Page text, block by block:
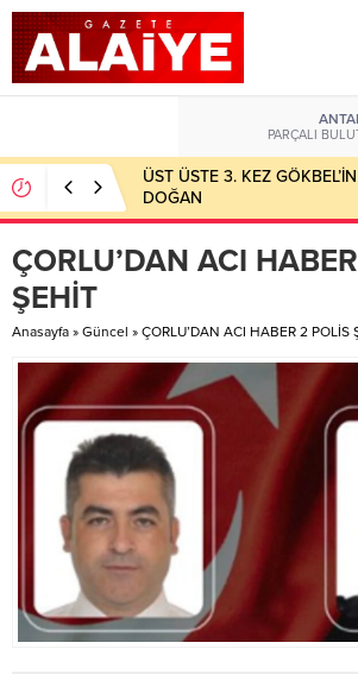
PARÇALI
ÜST ÜSTE 3. KEZ
DOĞAN
ÇORLU’DAN ACI
ŞEHİT
Anasayfa » Güncel » ÇORLU’DAN ACI HABER 2 POLİS